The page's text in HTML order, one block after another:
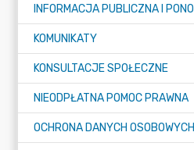
KOMUNIKATY
KONSULTACJE SPOŁECZNE
NIEODPŁATNA POMOC PRAWNA
OCHRONA DANYCH OSOBOWYCH